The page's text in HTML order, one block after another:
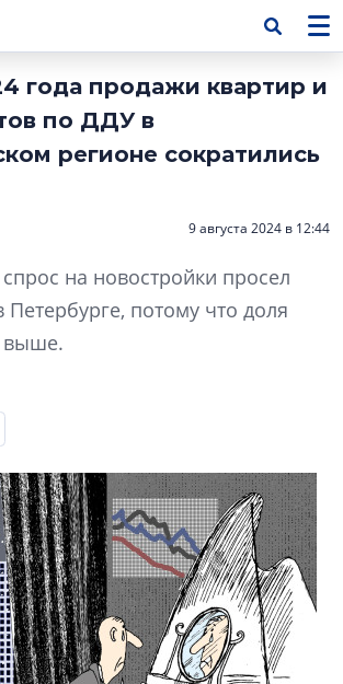
года продажи квартир и
по ДДУ в
регионе сократились
9 августа 2024 в 12:44
на новостройки просел
потому что доля
выше.